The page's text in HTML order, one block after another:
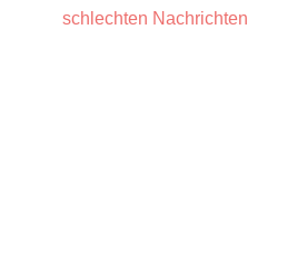
schlechten Nachrichten